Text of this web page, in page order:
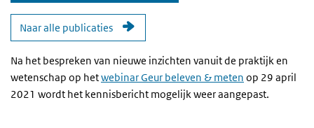
Naar alle publicaties
Na het bespreken van nieuwe inzichten vanuit de praktijk en
wetenschap op hetwebinar Geur beleven & meten op 29 april
2021 wordt het kennisbericht mogelijk weer aangepast.